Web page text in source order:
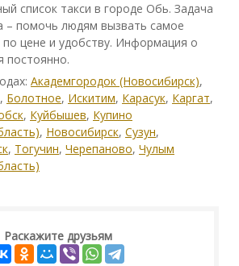
список такси в городе Обь. Задача
– помочь людям вызвать самое
цене и удобству. Информация о
постоянно.
Академгородок (Новосибирск),
, Болотное, Искитим, Карасук, Каргат,
, Куйбышев, Купино
, Новосибирск, Сузун,
, Тогучин, Черепаново, Чулым
Раскажите друзьям